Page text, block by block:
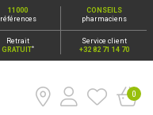
11000
références
CONSEILS
pharmaciens
Retrait
GRATUIT*
Service client
+32 82 71 14 70
: Beauraing,
0